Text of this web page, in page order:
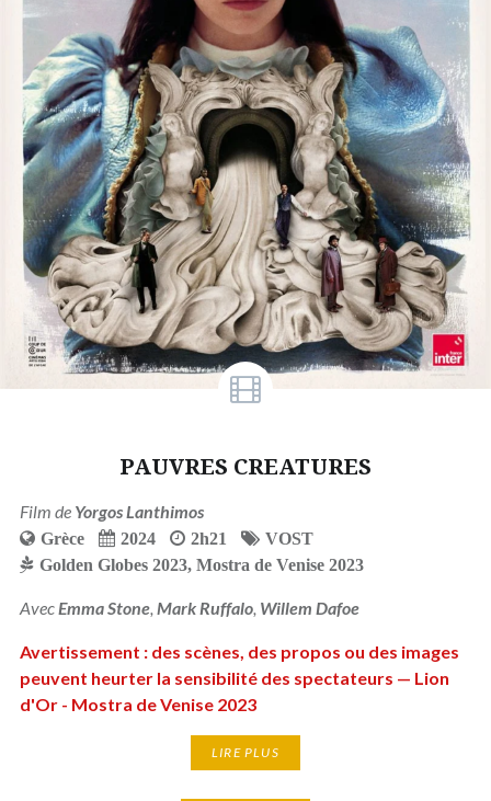
PAUVRES CREATURES
Film de Yorgos Lanthimos
Grèce 2024 2h21
VOST
Golden Globes 2023, Mostra de Venise 2023
Avec Emma Stone, Mark Ruffalo, Willem Dafoe
Avertissement : des scènes, des propos ou des images
peuvent heurter la sensibilité des spectateurs — Lion
d'Or - Mostra de Venise 2023
LIRE PLUS